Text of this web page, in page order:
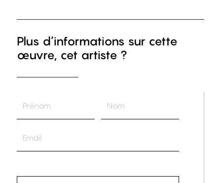
Plus d’informations sur cette
œuvre, cet artiste ?